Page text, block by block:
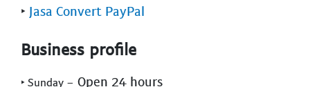
‣ Jasa Convert PayPal
Business profile
‣ Sunday - Open 24 hours